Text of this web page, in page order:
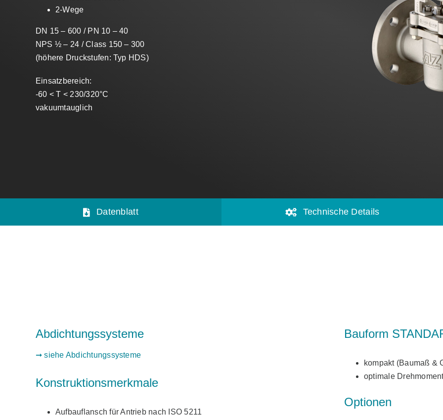
2-Wege
DN 15 – 600 / PN 10 – 40
NPS ½ – 24 / Class 150 – 300
(höhere Druckstufen: Typ HDS)
Einsatzbereich:
-60 < T < 230/320°C
vakuumtauglich
Datenblatt Technische Details
Abdichtungssysteme
➞ siehe Abdichtungssysteme
Konstruktionsmerkmale
Aufbauflansch für Antrieb nach ISO 5211
Bauform
kompakt (Baumaß &
optimale
Optionen